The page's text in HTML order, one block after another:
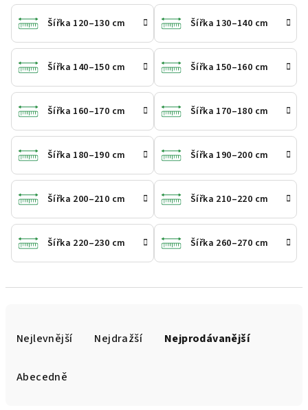
Šířka 120–130 cm Šířka 130–140 cm
Šířka 140–150 cm Šířka 150–160 cm
Šířka 160–170 cm Šířka 170–180 cm
Šířka 180–190 cm Šířka 190–200 cm
Šířka 200–210 cm Šířka 210–220 cm
Šířka 220–230 cm Šířka 260–270 cm
Nejlevnější Nejdražší Nejprodávanější
Abecedně